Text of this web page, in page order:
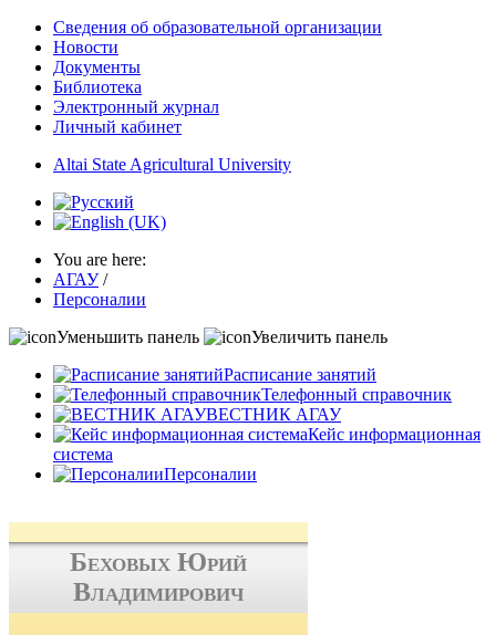
Сведения об образовательной организации
Новости
Документы
Библиотека
Электронный журнал
Личный кабинет
Altai State Agricultural University
You are here:
АГАУ /
Персоналии
Уменьшить панель
Увеличить панель
Расписание занятий
Телефонный справочник
ВЕСТНИК АГАУ
Кейс информационная
система
Персоналии
Беховых Юрий
Владимирович